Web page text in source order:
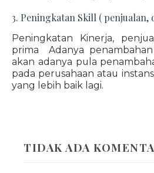
3. Peningkatan Skill ( penjualan,
Peningkatan Kinerja,
prima Adanya
akan adanya pula
pada perusahaan atau
yang lebih baik lagi.
TIDAK ADA